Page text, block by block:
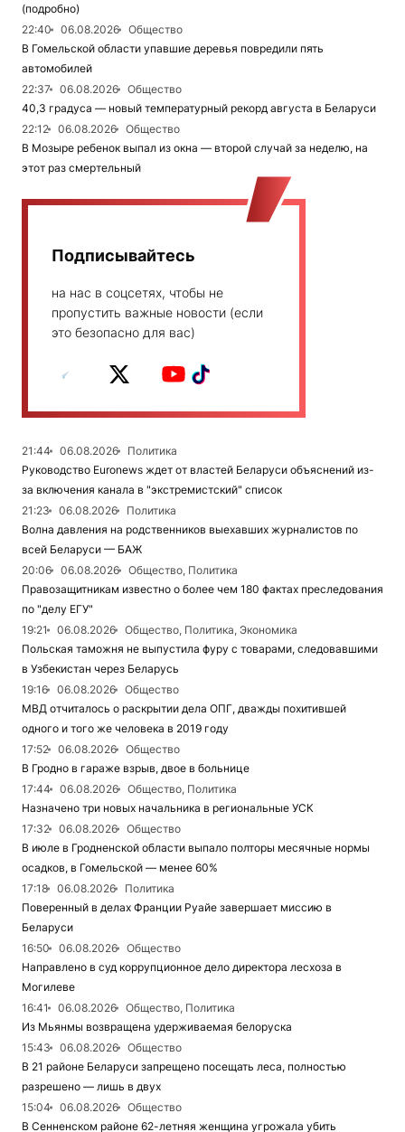
(подробно)
22:40
06.08.2026
Общество
В Гомельской области упавшие деревья повредили пять
автомобилей
22:37
06.08.2026
Общество
40,3 градуса — новый температурный рекорд августа в Беларуси
22:12
06.08.2026
Общество
В Мозыре ребенок выпал из окна — второй случай за неделю, на
этот раз смертельный
Подписывайтесь
на нас в соцсетях, чтобы не
пропустить важные новости (если
это безопасно для вас)
21:44 06.08.2026
Политика
Руководство Euronews ждет от властей Беларуси объяснений из-
за включения канала в "экстремистский" список
21:23
06.08.2026
Политика
Волна давления на родственников выехавших журналистов по
всей Беларуси — БАЖ
20:06
06.08.2026
Общество, Политика
Правозащитникам известно о более чем 180 фактах преследования
по "делу ЕГУ"
19:21
06.08.2026
Общество, Политика, Экономика
Польская таможня не выпустила фуру с товарами, следовавшими
в Узбекистан через Беларусь
19:16
06.08.2026
Общество
МВД отчиталось о раскрытии дела ОПГ, дважды похитившей
одного и того же человека в 2019 году
17:52
06.08.2026
Общество
В Гродно в гараже взрыв, двое в больнице
17:44
06.08.2026
Общество, Политика
Назначено три новых начальника в региональные УСК
17:32
06.08.2026
Общество
В июле в Гродненской области выпало полторы месячные нормы
осадков, в Гомельской — менее 60%
17:18
06.08.2026
Политика
Поверенный в делах Франции Руайе завершает миссию в
Беларуси
16:50
06.08.2026
Общество
Направлено в суд коррупционное дело директора лесхоза в
Могилеве
16:41
06.08.2026
Общество, Политика
Из Мьянмы возвращена удерживаемая белоруска
15:43
06.08.2026
Общество
В 21 районе Беларуси запрещено посещать леса, полностью
разрешено — лишь в двух
15:04
06.08.2026
Общество
В Сенненском районе 62-летняя женщина угрожала убить